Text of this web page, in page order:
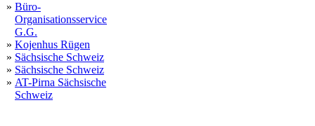
» Büro-
Organisationsservice
G.G.
» Kojenhus Rügen
» Sächsische Schweiz
» Sächsische Schweiz
» AT-Pirna Sächsische
Schweiz